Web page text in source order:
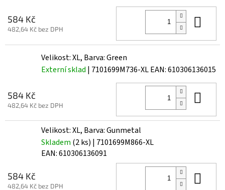
584 Kč
482,64 Kč bez DPH
Velikost: XL, Barva: Green
Externí sklad | 7101699M736-XLEAN:610306136015
584 Kč
482,64 Kč bez DPH
Velikost: XL, Barva: Gunmetal
Skladem (2 ks) | 7101699M866-XL
EAN:610306136091
584 Kč
482,64 Kč bez DPH